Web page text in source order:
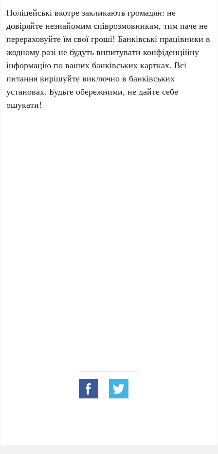
Поліцейські вкотре закликають громадян: не
довіряйте незнайомим співрозмовникам, тим паче не
перераховуйте їм свої гроші! Банківські працівники в
жодному разі не будуть випитувати конфіденційну
інформацію по ваших банківських картках. Всі
питання вирішуйте виключно в банківських
установах. Будьте обережними, не дайте себе
ошукати!